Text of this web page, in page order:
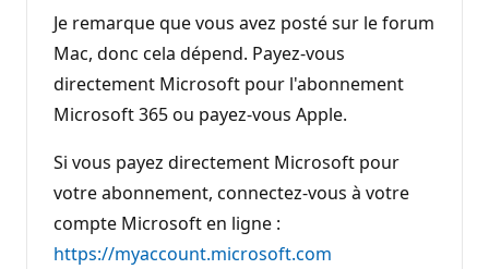
Je remarque que vous avez posté sur le forum
Mac, donc cela dépend. Payez-vous
directement Microsoft pour l'abonnement
Microsoft 365 ou payez-vous Apple.
Si vous payez directement Microsoft pour
votre abonnement, connectez-vous à votre
compte Microsoft en ligne :
https://myaccount.microsoft.com